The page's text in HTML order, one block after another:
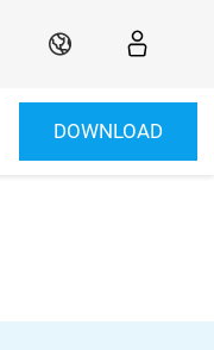
DE
DOWNLOAD